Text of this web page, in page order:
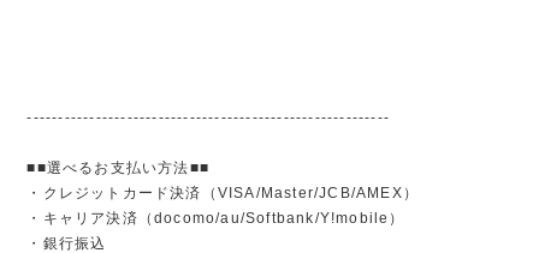
----------------------------------------------------------
■■選べるお支払い方法■■
・クレジットカード決済（VISA/Master/JCB/AMEX）
・キャリア決済（docomo/au/Softbank/Y!mobile）
・銀行振込